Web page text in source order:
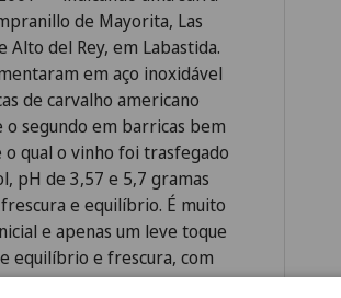
de Mayorita, Las
Alto del Rey, em Labastida.
em aço inoxidável
de carvalho americano
segundo em barricas bem
o qual o vinho foi trasfegado
pH de 3,57 e 5,7 gramas
e equilíbrio. É muito
e apenas um leve toque
equilíbrio e frescura, com
é o melhor Alberdi de que